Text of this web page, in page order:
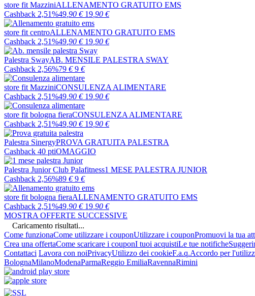
store fit MazziniALLENAMENTO GRATUITO EMS
Cashback 2,51%49 ,90 € 19 ,90 €
store fit centroALLENAMENTO GRATUITO EMS
Cashback 2,51%49 ,90 € 19 ,90 €
Palestra SwayAB. MENSILE PALESTRA SWAY
Cashback 2,56%79 € 9 €
store fit MazziniCONSULENZA ALIMENTARE
Cashback 2,51%49 ,90 € 19 ,90 €
store fit bologna fieraCONSULENZA ALIMENTARE
Cashback 2,51%49 ,90 € 19 ,90 €
Palestra SinergyPROVA GRATUITA PALESTRA
Cashback 40 ptiOMAGGIO
Palestra Junior Club Palafitness1 MESE PALESTRA JUNIOR
Cashback 2,56%89 € 9 €
store fit bologna fieraALLENAMENTO GRATUITO EMS
Cashback 2,51%49 ,90 € 19 ,90 €
MOSTRA OFFERTE SUCCESSIVE
Caricamento risultati...
Come funzionaCome utilizzare i couponUtilizzare i couponPromuovi la tua
Crea una offertaCome scaricare i couponI tuoi acquistiLe tue notifiche
Contattaci Lavora con noiPrivacyUtilizzo dei cookieF.a.q.Accordo per
BolognaMilanoModenaParmaReggio EmiliaRavennaRimini